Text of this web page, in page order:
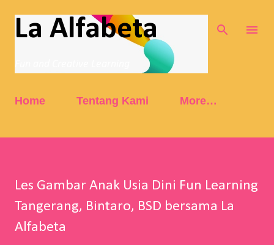
Skip to main content
La Alfabeta
Home Tentang Kami More…
Les Gambar Anak Usia Dini Fun Learning
Tangerang, Bintaro, BSD bersama La
Alfabeta